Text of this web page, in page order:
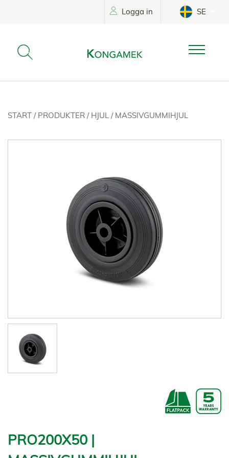
Logga in SE
START / PRODUKTER / HJUL / MASSIVGUMMIHJUL
PRO200X50 |